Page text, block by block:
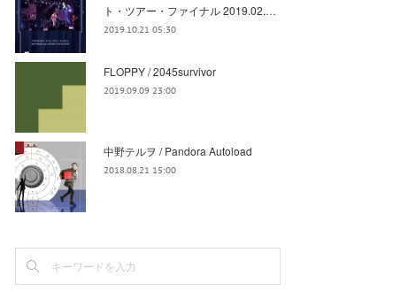
ト・ツアー・ファイナル 2019.02.…
2019.10.21 05:30
FLOPPY / 2045survivor
2019.09.09 23:00
中野テルヲ / Pandora Autoload
2018.08.21 15:00